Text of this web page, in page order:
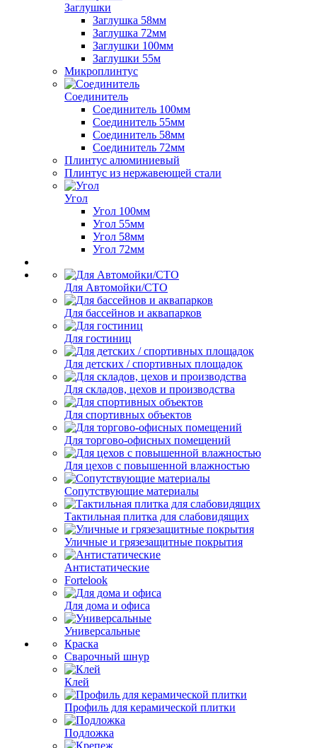
Заглушки
Заглушка 58мм
Заглушка 72мм
Заглушки 100мм
Заглушки 55м
Микроплинтус
Соединитель
Соединитель 100мм
Соединитель 55мм
Соединитель 58мм
Соединитель 72мм
Плинтус алюминиевый
Плинтус из нержавеющей стали
Угол
Угол 100мм
Угол 55мм
Угол 58мм
Угол 72мм
Для Автомойки/СТО
Для бассейнов и аквапарков
Для гостиниц
Для детских / спортивных площадок
Для складов, цехов и производства
Для спортивных объектов
Для торгово-офисных помещений
Для цехов с повышенной влажностью
Сопутствующие материалы
Тактильная плитка для слабовидящих
Уличные и грязезащитные покрытия
Антистатические
Fortelook
Для дома и офиса
Универсальные
Краска
Сварочный шнур
Клей
Профиль для керамической плитки
Подложка